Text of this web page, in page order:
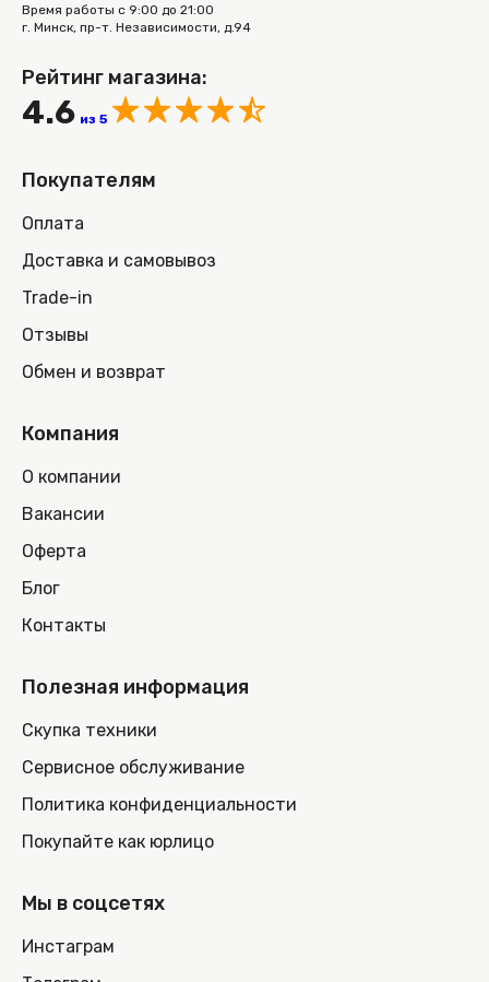
Время работы с 9:00 до 21:00
г. Минск, пр-т. Независимости, д.94
Рейтинг магазина:
4.6 из 5
Покупателям
Оплата
Доставка и самовывоз
Trade-in
Отзывы
Обмен и возврат
Компания
О компании
Вакансии
Оферта
Блог
Контакты
Полезная информация
Скупка техники
Сервисное обслуживание
Политика конфиденциальности
Покупайте как юрлицо
Мы в соцсетях
Инстаграм